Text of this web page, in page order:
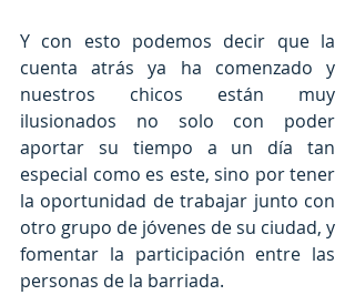
Y con esto podemos decir que la
cuenta atrás ya ha comenzado y
nuestros chicos están muy
ilusionados no solo con poder
aportar su tiempo a un día tan
especial como es este, sino por tener
la oportunidad de trabajar junto con
otro grupo de jóvenes de su ciudad, y
fomentar la participación entre las
personas de la barriada.